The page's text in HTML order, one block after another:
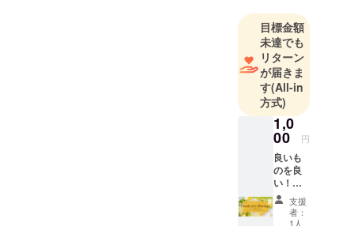
美容系か
ら、食の大
事さを求め
て飲食店な
どを経験。
新しい技術
や製品がみ
られるのは
とても楽し
いし、便利
になってい
目標金額
未達でも
リターン
が届きま
す(All-in
方式)
1,0
00 円
良いも
のを良
い！と
日本の
伝統を
守りつ
支援
者：
1人